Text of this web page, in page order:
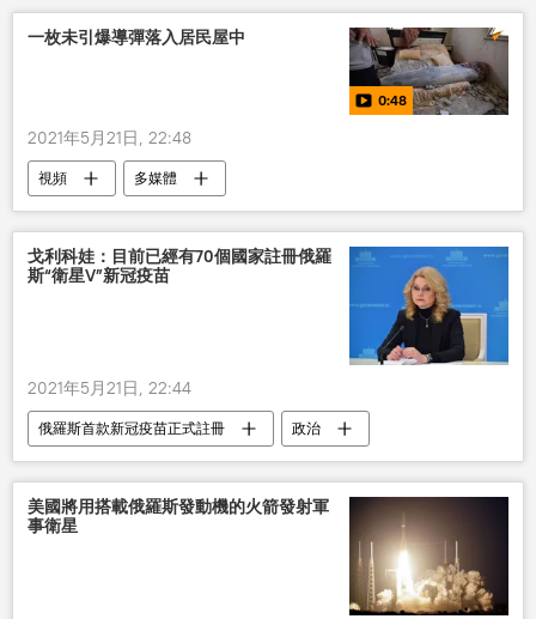
一枚未引爆導彈落入居民屋中
0:48
2021年5月21日, 22:48
視頻 多媒體
戈利科娃：目前已經有70個國家註冊俄羅
斯“衛星V”新冠疫苗
2021年5月21日, 22:44
俄羅斯首款新冠疫苗正式註冊
政治
新型肺炎疫情
俄羅斯
美國將用搭載俄羅斯發動機的火箭發射軍
事衛星